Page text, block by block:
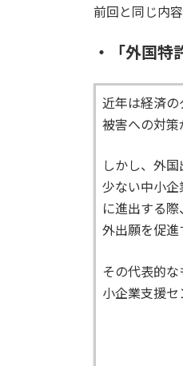
前回と同じ内
・「外国特
近年は経済の
被害への対策
しかし、外
少ない中小企
に進出する
外出願を促進
その代表的
小企業支援セ